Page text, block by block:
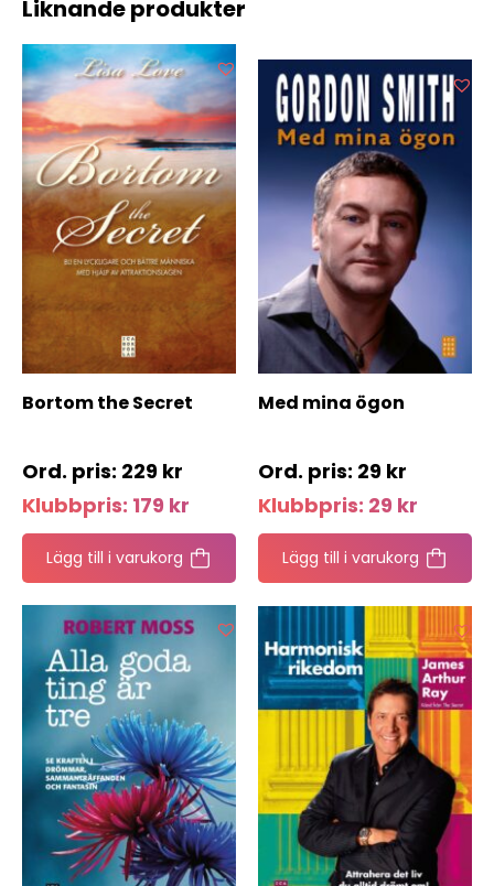
Liknande produkter
Bortom the Secret
229 kr
Klubbpris: 179 kr
Lägg till i varukorg
Med mina ögon
29 kr
Klubbpris: 29 kr
Lägg till i varukorg